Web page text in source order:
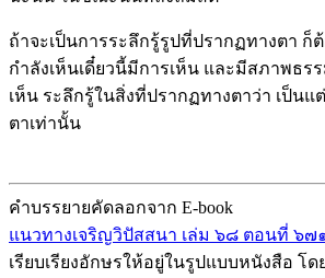
ถ้าจะเป็นการระลึกรู้รูปที่ปรากฏทางตา ก็
กำลังเห็นเดี๋ยวนี้มีการเห็น และมีสภาพธร
เห็น ระลึกรู้ในสิ่งที่ปรากฏทางตาว่า เป็นแ
ตาเท่านั้น
คำบรรยายคัดลอกจาก E-book
แนวทางเจริญวิปัสสนา เล่ม ๖๘ ตอนที่ ๖๗
เรียบเรียงอักษรให้อยู่ในรูปแบบหนังสือ โด